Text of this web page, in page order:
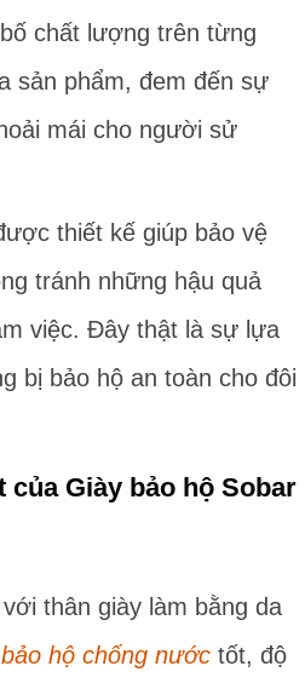
chất lượng trên từng
sản phẩm, đem đến sự
mái cho người sử
thiết kế giúp bảo vệ
tránh những hậu quả
việc. Đây thật là sự lựa
bị bảo hộ an toàn cho đôi
của Giày bảo hộ Sobar
với thân giày làm bằng da
hộ chống nướctốt, độ